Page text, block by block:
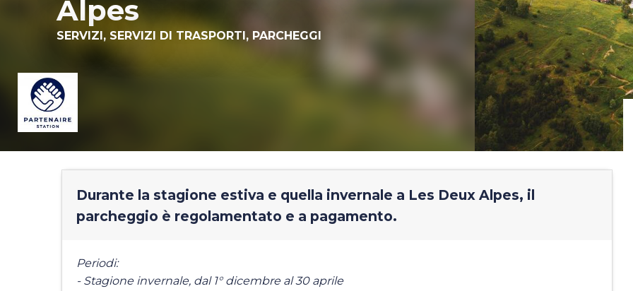
Alpes
SERVIZI, SERVIZI DI TRASPORTI, PARCHEGGI
Durante la stagione estiva e quella invernale a Les Deux Alpes, il
parcheggio è regolamentato e a pagamento.
Periodi:
- Stagione invernale, dal 1° dicembre al 30 aprile